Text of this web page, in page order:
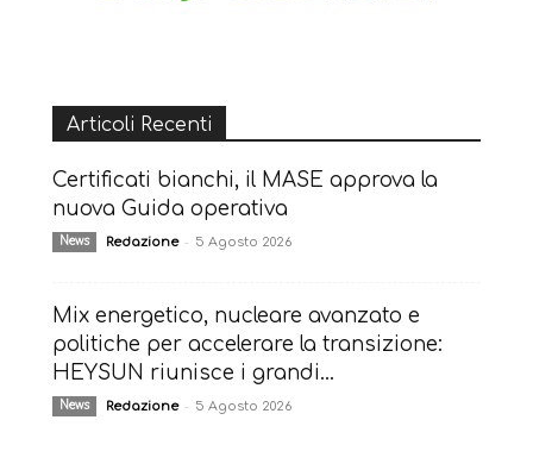
Articoli Recenti
Certificati bianchi, il MASE approva la
nuova Guida operativa
News Redazione - 5 Agosto 2026
Mix energetico, nucleare avanzato e
politiche per accelerare la transizione:
HEYSUN riunisce i grandi...
News Redazione - 5 Agosto 2026